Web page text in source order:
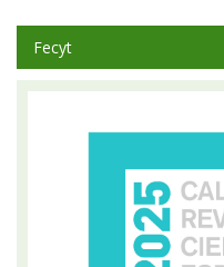
Fecyt